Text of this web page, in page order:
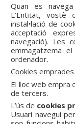
Quan es
L’Entitat,
instal•lació de
acceptació
navegació). Les
emmagatzema
ordenador.
Cookies emprades
El lloc web empra
de tercers.
L’ús de cookies
Usuari navegui